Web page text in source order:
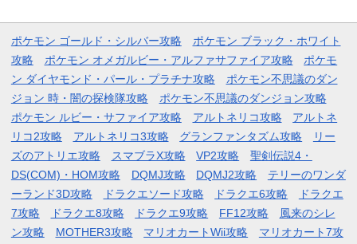
ポケモン ゴールド・シルバー攻略
ポケモン ブラック・ホワイト
攻略
ポケモン オメガルビー・アルファサファイア攻略
ポケモ
ン ダイヤモンド・パール・プラチナ攻略
ポケモン不思議のダン
ジョン 時・闇の探検隊攻略
ポケモン不思議のダンジョン攻略
ポケモン ルビー・サファイア攻略
アルトネリコ攻略
アルトネ
リコ2攻略
アルトネリコ3攻略 グランファンタズム攻略
リー
ズのアトリエ攻略
スマブラX攻略 VP2攻略
聖剣伝説4・
DS(COM)・HOM攻略
DQMJ攻略 DQMJ2攻略
テリーのワンダ
ーランド3D攻略
ドラクエソード攻略 ドラクエ6攻略
ドラクエ
7攻略
ドラクエ8攻略 ドラクエ9攻略 FF12攻略
風来のシレ
ン攻略
MOTHER3攻略 マリオカートWii攻略 マリオカート7攻